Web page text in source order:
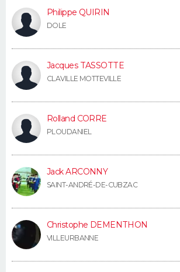
FORUM
Bricolage
Lifestyle
Culture
Sport
Auto
Television
Voyage
Cinema
Philippe QUIRIN
DOLE
Jacques TASSOTTE
CLAVILLE MOTTEVILLE
Rolland CORRE
PLOUDANIEL
Jack ARCONNY
SAINT-ANDRÉ-DE-CUBZAC
Christophe DEMENTHON
VILLEURBANNE